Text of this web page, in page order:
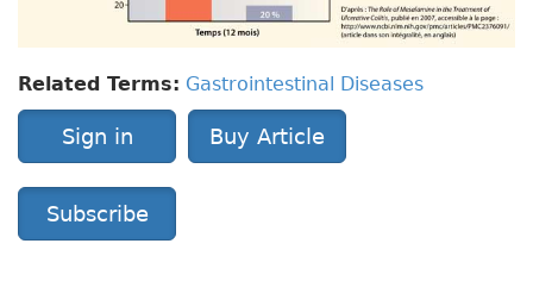
a
d
e
Related Terms: Gastrointestinal Diseases
Sign in Buy Article
Subscribe